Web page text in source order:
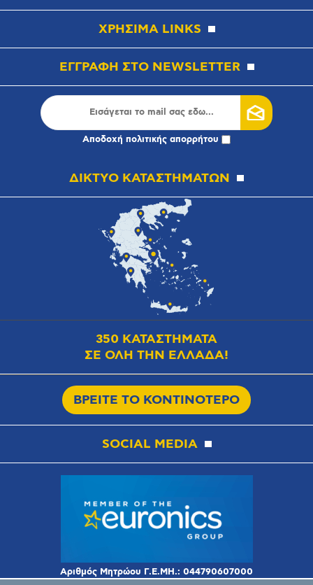
ΧΡΗΣΙΜΑ LINKS
ΕΓΓΡΑΦΗ ΣΤΟ NEWSLETTER
Αποδοχή πολιτικής απορρήτου
ΔΙΚΤΥΟ ΚΑΤΑΣΤΗΜΑΤΩΝ
350 ΚΑΤΑΣΤΗΜΑΤΑ
ΣΕ ΟΛΗ ΤΗΝ ΕΛΛΑΔΑ!
ΒΡΕΙΤΕ ΤΟ ΚΟΝΤΙΝΟΤΕΡΟ
SOCIAL MEDIA